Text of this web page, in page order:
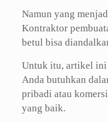
Namun yang
Kontraktor
betul bisa
Untuk itu, artikel ini
Anda butuhkan
pribadi atau
yang baik.